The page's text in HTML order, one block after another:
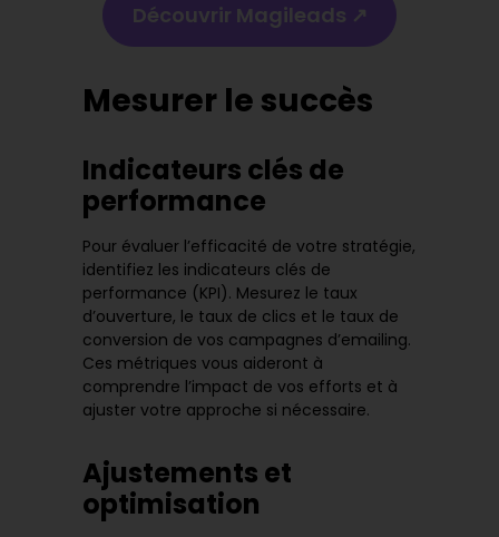
Découvrir Magileads ↗️
Mesurer le succès
Indicateurs clés de
performance
Pour évaluer l’efficacité de votre stratégie,
identifiez les indicateurs clés de
performance (KPI). Mesurez le taux
d’ouverture, le taux de clics et le taux de
conversion de vos campagnes d’emailing.
Ces métriques vous aideront à
comprendre l’impact de vos efforts et à
ajuster votre approche si nécessaire.
Ajustements et
optimisation